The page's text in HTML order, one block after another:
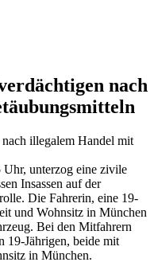
nach
Uhr, unterzog eine zivile
Insassen auf der
Die Fahrerin, eine 19-
und Wohnsitz in München
Bei den Mitfahrern
19-Jährigen, beide mit
in München.